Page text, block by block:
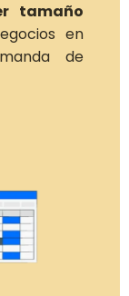
tamaño
en
de